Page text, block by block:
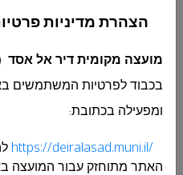
رقم الهوية
الهاتف / المحمول
البريد الالكتروني*
הצהרת מדיניות
מועצה מקומית דיר אל אסד
בכבוד לפרטיות המשתמשים
ומפעילה בכתובת:
https://deiralasad.muni.il/
האתר מתוחזק עבור המועצה